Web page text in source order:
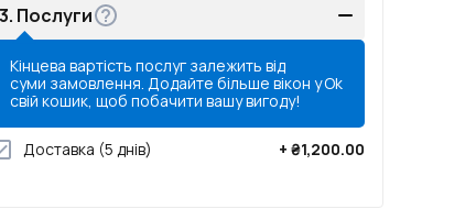
3. Послуги
Кінцева вартість послуг залежить від
суми замовлення. Додайте більше вікон у
свій кошик, щоб побачити вашу вигоду!
Ok
Доставка (5 днів) + ₴1,200.00